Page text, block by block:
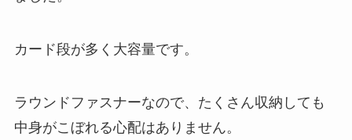
カード段が多く大容量です。
ラウンドファスナーなので、たくさん収納しても
中身がこぼれる心配はありません。